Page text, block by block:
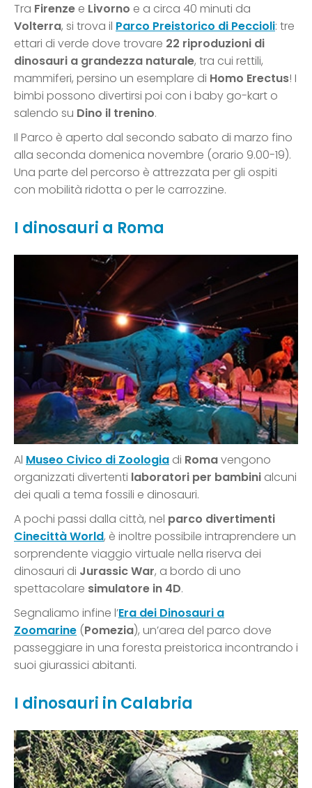
Tra Firenze e Livorno e a circa 40 minuti da
Volterra, si trova il Parco Preistorico di Peccioli: tre
ettari di verde dove trovare 22 riproduzioni di
dinosauri a grandezza naturale, tra cui rettili,
mammiferi, persino un esemplare di Homo Erectus! I
bimbi possono divertirsi poi con i baby go-kart o
salendo su Dino il trenino.
Il Parco è aperto dal secondo sabato di marzo fino
alla seconda domenica novembre (orario 9.00-19).
Una parte del percorso è attrezzata per gli ospiti
con mobilità ridotta o per le carrozzine.
I dinosauri a Roma
Al Museo Civico di Zoologia di Romavengono
organizzati divertenti laboratori per bambini alcuni
dei quali a tema fossili e dinosauri.
A pochi passi dalla città, nel parco divertimenti
Cinecittà World, è inoltre possibile intraprendere un
sorprendente viaggio virtuale nella riserva dei
dinosauri di Jurassic War, a bordo di uno
spettacolare simulatore in 4D.
Segnaliamo infine l’Era dei Dinosauri a
Zoomarine (Pomezia), un’area del parco dove
passeggiare in una foresta preistorica incontrando i
suoi giurassici abitanti.
I dinosauri in Calabria